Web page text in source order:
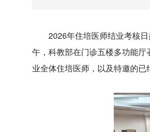
2026年住培医师结业考核
午，科教部在门诊五楼多功能
业全体住培医师，以及特邀的已